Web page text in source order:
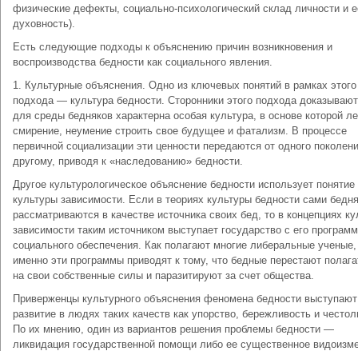
физические дефекты, социально-психологический склад личности и
духовность).
Есть следующие подходы к объяснению причин возникновения и
воспроизводства бедности как социального явления.
1. Культурные объяснения. Одно из ключевых понятий в рамках этого
подхода — культура бедности. Сторонники этого подхода
для среды бедняков характерна особая культура, в основе которой
смирение, неумение строить свое будущее и фатализм. В процессе
первичной социализации эти ценности передаются от одного
другому, приводя к «наследованию» бедности.
Другое культурологическое объяснение бедности использует понятие
культуры зависимости. Если в теориях культуры бедности сами
рассматриваются в качестве источника своих бед, то в концепциях
зависимости таким источником выступает государство с его
социального обеспечения. Как полагают многие либеральные ученые,
именно эти программы приводят к тому, что бедные перестают
на свои собственные силы и паразитируют за счет общества.
Приверженцы культурного объяснения феномена бедности
развитие в людях таких качеств как упорство, бережливость и
По их мнению, один из вариантов решения проблемы бедности —
ликвидация государственной помощи либо ее существенное